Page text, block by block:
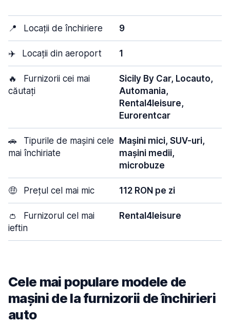
📍 Locații de închiriere 9
✈️ Locații din aeroport 1
🔥
Furnizorii cei mai
căutați
Sicily By Car, Locauto,
Automania,
Rental4leisure,
Eurorentcar
🚗
Tipurile de mașini cele
mai închiriate
Mașini mici, SUV-uri,
mașini medii,
microbuze
🤑 Prețul cel mai mic 112 RON pe zi
👛
Furnizorul cel mai
ieftin
Rental4leisure
Cele mai populare modele de
mașini de la furnizorii de închirieri
auto